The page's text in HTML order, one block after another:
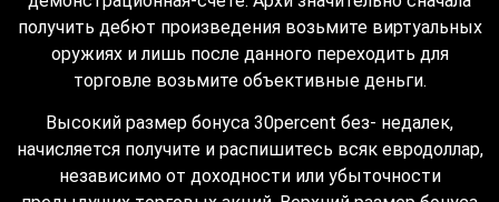
получить дебют произведения возьмите виртуальных
оружиях и лишь после данного переходить для
торговле возьмите объективные деньги.
Высокий размер бонуса 30percent без- недалек,
начисляется получите и распишитесь всяк евродоллар,
независимо от доходности или убыточности